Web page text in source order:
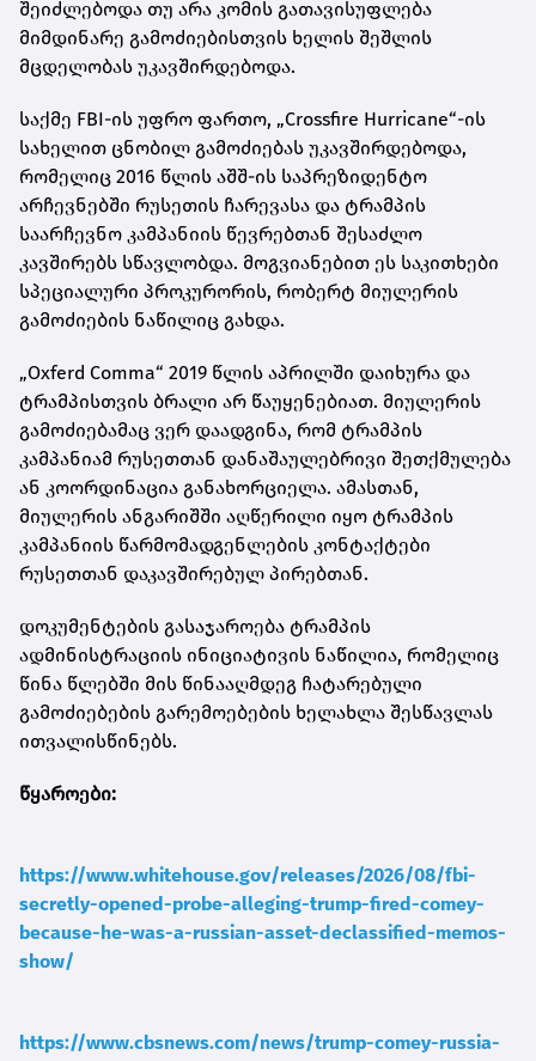
შეიძლებოდა თუ არა კომის გათავისუფლება
მიმდინარე გამოძიებისთვის ხელის შეშლის
მცდელობას უკავშირდებოდა.
საქმე FBI-ის უფრო ფართო, „Crossfire Hurricane“-ის
სახელით ცნობილ გამოძიებას უკავშირდებოდა,
რომელიც 2016 წლის აშშ-ის საპრეზიდენტო
არჩევნებში რუსეთის ჩარევასა და ტრამპის
საარჩევნო კამპანიის წევრებთან შესაძლო
კავშირებს სწავლობდა. მოგვიანებით ეს საკითხები
სპეციალური პროკურორის, რობერტ მიულერის
გამოძიების ნაწილიც გახდა.
„Oxferd Comma“ 2019 წლის აპრილში დაიხურა და
ტრამპისთვის ბრალი არ წაუყენებიათ. მიულერის
გამოძიებამაც ვერ დაადგინა, რომ ტრამპის
კამპანიამ რუსეთთან დანაშაულებრივი შეთქმულება
ან კოორდინაცია განახორციელა. ამასთან,
მიულერის ანგარიშში აღწერილი იყო ტრამპის
კამპანიის წარმომადგენლების კონტაქტები
რუსეთთან დაკავშირებულ პირებთან.
დოკუმენტების გასაჯაროება ტრამპის
ადმინისტრაციის ინიციატივის ნაწილია, რომელიც
წინა წლებში მის წინააღმდეგ ჩატარებული
გამოძიებების გარემოებების ხელახლა შესწავლას
ითვალისწინებს.
წყაროები:
https://www.whitehouse.gov/releases/2026/08/fbi-
secretly-opened-probe-alleging-trump-fired-comey-
because-he-was-a-russian-asset-declassified-memos-
show/
https://www.cbsnews.com/news/trump-comey-russia-